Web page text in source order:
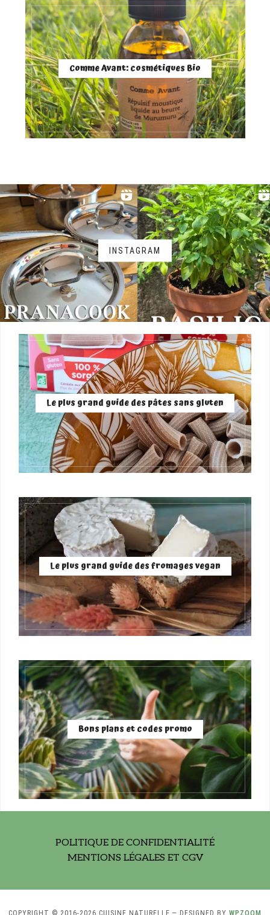
Comme Avant: cosmétiques Bio
INSTAGRAM
Le plus grand guide des pâtes sans gluten
Le plus grand guide des fromages vegan
Bons plans et codes promo
POLITIQUE DE CONFIDENTIALITÉ
MENTIONS LÉGALES ET CGV
COPYRIGHT © 2016-2026 CUISINE NATURELLE — DESIGNED BY WPZOOM